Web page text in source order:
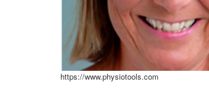
https://www.physiotools.com